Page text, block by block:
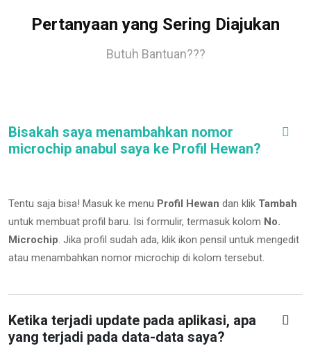
Pertanyaan yang Sering Diajukan
Butuh Bantuan???
Bisakah saya menambahkan nomor
microchip anabul saya ke Profil Hewan?
Tentu saja bisa! Masuk ke menu Profil Hewan dan klik Tambah
untuk membuat profil baru. Isi formulir, termasuk kolom No.
Microchip. Jika profil sudah ada, klik ikon pensil untuk mengedit
atau menambahkan nomor microchip di kolom tersebut.
Ketika terjadi update pada aplikasi, apa
yang terjadi pada data-data saya?